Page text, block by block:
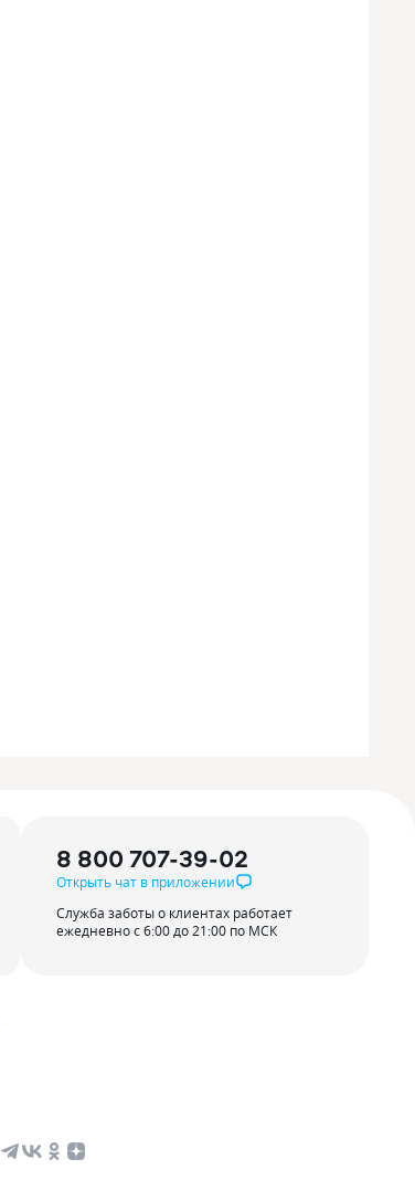
8 800 707-39-02
Открыть чат в приложении
Служба заботы о клиентах работает
ежедневно с 6:00 до 21:00 по МСК